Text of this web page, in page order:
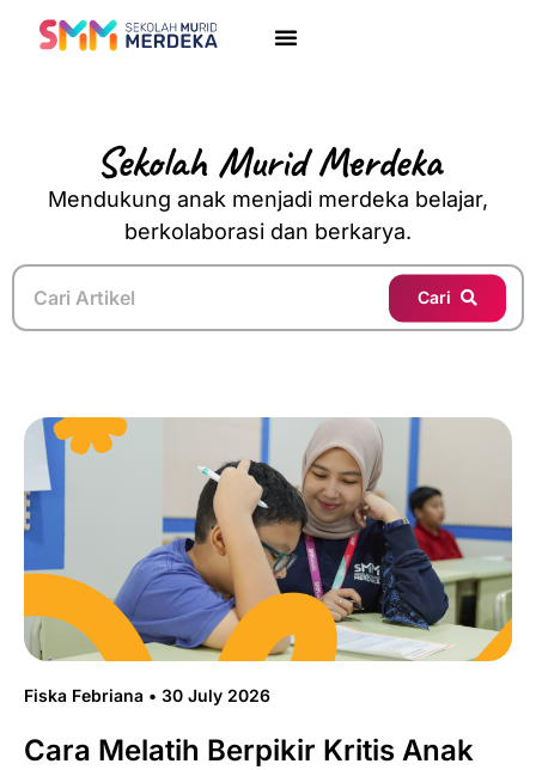
Sekolah Murid Merdeka
Mendukung anak menjadi merdeka belajar,
berkolaborasi dan berkarya.
Cari
Cara Melatih Berpikir Kritis Anak
Fiska Febriana 30 July 2026